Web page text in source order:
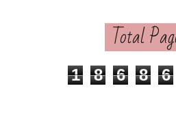
Total
1 8 6 8 6